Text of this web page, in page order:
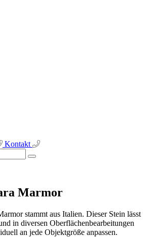
Kontakt
Marmor
stammt aus Italien. Dieser Stein lässt
in diversen Oberflächenbearbeitungen
an jede Objektgröße anpassen.